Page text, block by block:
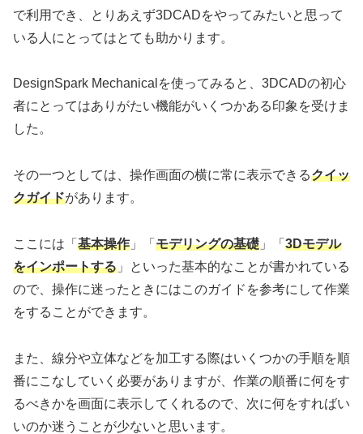
で利用でき、とりあえず3DCADをやってみたいと思って
いる人にとってはとても助かります。
DesignSpark Mechanicalを使ってみると、3DCADの初心
者にとってはありがたい機能がいくつかある印象を受けま
した。
その一つとしては、操作画面の横に常に表示できるクイッ
クガイドがあります。
ここには「 基本操作 」「 モデリングの基礎 」「 3Dモデル
をインポートする 」といった基本的なことが書かれている
ので、操作に迷ったときにはこのガイドを参考にして作業
をすることができます。
また、線分や立体などを加工する際はいくつかの手順を順
番にこなしていく必要がありますが、作業の順番に何をす
るべきかを画面に表示してくれるので、次に何をすればい
いのか迷うことが少ないと思います。